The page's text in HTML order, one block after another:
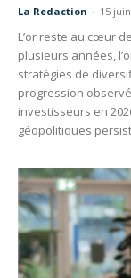
La Redaction - 15
L’or reste au cœur
plusieurs années,
stratégies de
progression
investisseurs en
géopolitiques